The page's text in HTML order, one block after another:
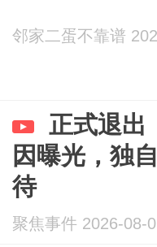
邻家二蛋不靠谱
正式退出
因曝光，独
待
聚焦事件 2026-08-